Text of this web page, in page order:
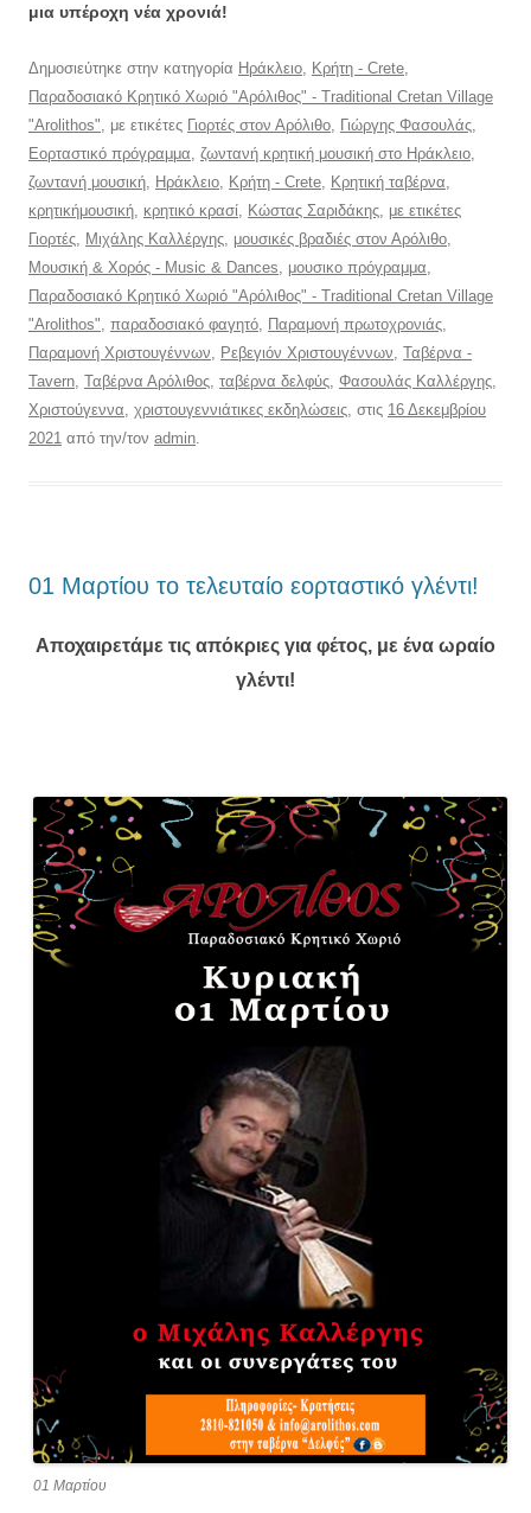
μια υπέροχη νέα χρονιά!
Δημοσιεύτηκε στην κατηγορία Ηράκλειο Κρήτη - Crete
Παραδοσιακό Κρητικό Χωριό "Αρόλιθος" - Traditional Cretan Village
"Arolithos" , με ετικέτες Γιορτές στον Αρόλιθο Γιώργης Φασουλάς
Εορταστικό πρόγραμμα ζωντανή κρητική μουσική στο Ηράκλειο
ζωντανή μουσική
Ηράκλειο Κρήτη - Crete Κρητική ταβέρνα
κρητικήμουσική κρητικό κρασί Κώστας Σαριδάκης με ετικέτες
Γιορτές
Μιχάλης Καλλέργης μουσικές βραδιές στον Αρόλιθο
Μουσική & Χορός - Music & Dances
μουσικο πρόγραμμα
Παραδοσιακό Κρητικό Χωριό "Αρόλιθος" - Traditional Cretan Village
"Arolithos" παραδοσιακό φαγητό Παραμονή πρωτοχρονιάς
Παραμονή Χριστουγέννων
Ρεβεγιόν Χριστουγέννων Ταβέρνα -
Tavern Ταβέρνα Αρόλιθος ταβέρνα δελφύς Φασουλάς Καλλέργης
Χριστούγεννα χριστουγεννιάτικες εκδηλώσεις , στις 16 Δεκεμβρίου
2021 από την/τον admin
01 Μαρτίου το τελευταίο εορταστικό γλέντι!
Αποχαιρετάμε τις απόκριες για φέτος, με ένα ωραίο
γλέντι!
01 Μαρτίου